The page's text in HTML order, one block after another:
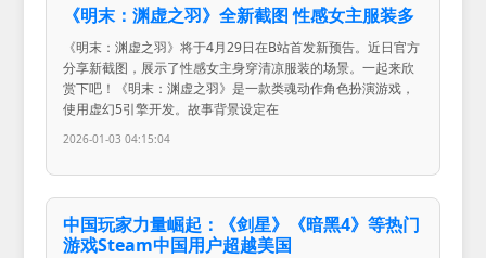
《明末：渊虚之羽》全新截图 性感女主服装多
《明末：渊虚之羽》将于4月29日在B站首发新预告。近日官方
分享新截图，展示了性感女主身穿清凉服装的场景。一起来欣
赏下吧！《明末：渊虚之羽》是一款类魂动作角色扮演游戏，
使用虚幻5引擎开发。故事背景设定在
2026-01-03 04:15:04
中国玩家力量崛起：《剑星》《暗黑4》等热门
游戏Steam中国用户超越美国